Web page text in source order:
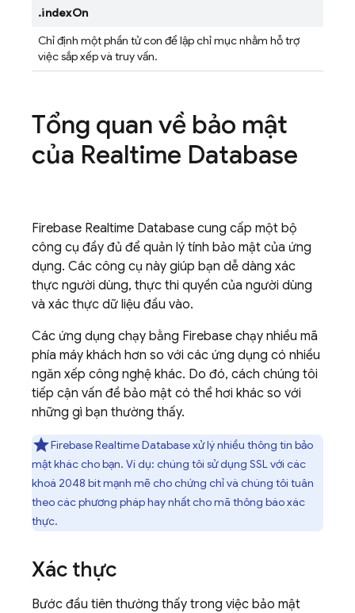
.indexOn
Chỉ định một phần tử con để lập chỉ mục nhằm hỗ trợ
việc sắp xếp và truy vấn.
Tổng quan về bảo mật
của Realtime Database
Firebase Realtime Database cung cấp một bộ
công cụ đầy đủ để quản lý tính bảo mật của ứng
dụng. Các công cụ này giúp bạn dễ dàng xác
thực người dùng, thực thi quyền của người dùng
và xác thực dữ liệu đầu vào.
Các ứng dụng chạy bằng Firebase chạy nhiều mã
phía máy khách hơn so với các ứng dụng có nhiều
ngăn xếp công nghệ khác. Do đó, cách chúng tôi
tiếp cận vấn đề bảo mật có thể hơi khác so với
những gì bạn thường thấy.
Firebase Realtime Databasexử lý nhiều thông tin bảo
mật khác cho bạn. Ví dụ: chúng tôi sử dụng SSL với các
khoá 2048 bit mạnh mẽ cho chứng chỉ và chúng tôi tuân
theo các phương pháp hay nhất cho mã thông báo xác
thực.
Xác thực
Bước đầu tiên thường thấy trong việc bảo mật